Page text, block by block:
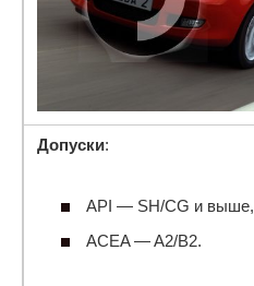
Допуски:
API — SH/CG и выше,
ACEA — A2/B2.